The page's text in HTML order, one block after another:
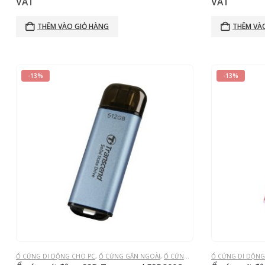
2.591.600₫.
THÊM VÀO GIỎ HÀNG THÊM
-13%
Ổ CỨNG DI DỘNG CHO PC, Ổ CỨNG GẮN NGOÀI, Ổ CỨNG THỂ RẮN ,PORTABLE SSD,
-13%
Ổ CỨNG DI